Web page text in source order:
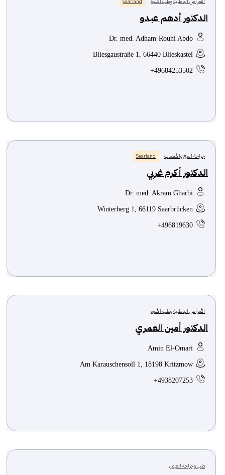
الدكتور أدهم عبدو
Dr. med. Adham-Rouhi Abdo
Bliesgaustraße 1, 66440 Blieskastel
+49684253502
جراحة المخ والأعصاب Saarland
الدكتور أكرم غربي
Dr. med. Akram Gharbi
Winterberg 1, 66119 Saarbrücken
+496819630
الأمراض الباطنية وطب الأسرة
الدكتور أمين العمري
Amin El-Omari
Am Karauschensoll 1, 18198 Kritzmow
+4938207253
طب وجراحة العيون